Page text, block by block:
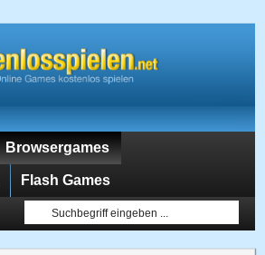
Browsergames
Flash Games